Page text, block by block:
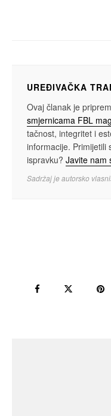
UREĐIVAČKA
Ovaj članak je
smjernicama FBL
tačnost, integritet i
informacije. Primijetili
ispravku? Javite nam
Sadržaj je autorsko